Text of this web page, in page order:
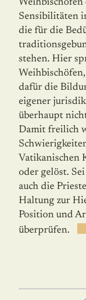
Weihbischöfen
Sensibilitäten
die für die
stehen. Hier
dafür die
eigener
überhaupt
Damit freilich
Vatikanischen
oder gelöst.
auch die
Haltung zur
Position und
überprüfen.